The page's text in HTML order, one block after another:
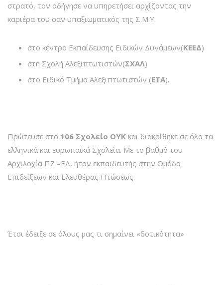
στρατό, τον οδήγησε να υπηρετήσει αρχίζοντας την
καριέρα του σαν υπαξιωματικός της Σ.Μ.Υ.
στο κέντρο Εκπαίδευσης Ειδικών Δυνάμεων(ΚΕΕΔ)
στη Σχολή Αλεξιπτωτιστών(ΣΧΑΛ)
στο Ειδικό Τμήμα Αλεξιπτωτιστών (ΕΤΑ).
Πρώτευσε στο 106 Σχολείο ΟΥΚ και διακρίθηκε σε όλα τα
ελληνικά και ευρωπαϊκά Σχολεία. Με το βαθμό του
Αρχιλοχία ΠΖ –ΕΔ, ήταν εκπαιδευτής στην Ομάδα
Επιδείξεων και Ελευθέρας Πτώσεως.
Έτσι έδειξε σε όλους μας τι σημαίνει «δοτικότητα»